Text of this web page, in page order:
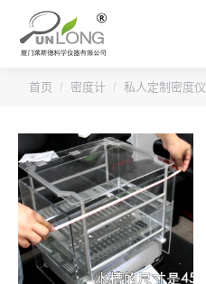
您的位置：
首页 密度计 私人定制密度仪